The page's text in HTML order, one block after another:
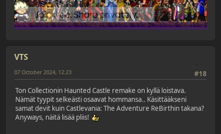
VTS
#18
07 October 2024, 12:23
Ton Collectionin Haunted Castle remake on kyllä loistava.
Nämät tyypit selkeästi osaavat hommansa.. Käsittääkseni
samat devit kuin Castlevania: The Adventure ReBirthin takana?
Anyways, näitä lisää pliis!